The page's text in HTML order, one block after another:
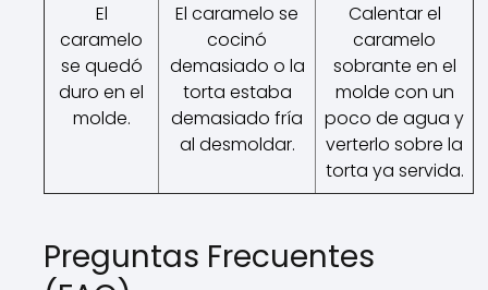
El
caramelo
se quedó
duro en el
molde.
El caramelo se
cocinó
demasiado o la
torta estaba
demasiado fría
al desmoldar.
Calentar el
caramelo
sobrante en el
molde con un
poco de agua y
verterlo sobre la
torta ya servida.
Preguntas Frecuentes